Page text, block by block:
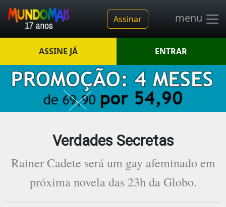
Assinar menu
ASSINE JÁ ENTRAR
Verdades Secretas
Rainer Cadete será um gay afeminado em
próxima novela das 23h da Globo.